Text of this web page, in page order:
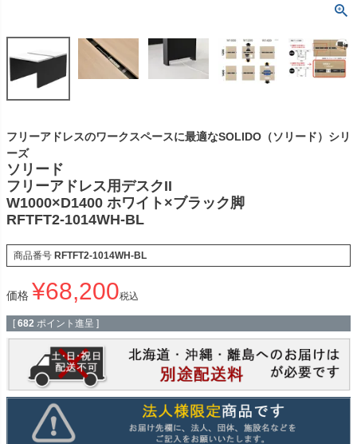
フリーアドレスのワークスペースに最適なSOLIDO（ソリード）シリ
ーズ
ソリード
フリーアドレス用デスクII
W1000×D1400 ホワイト×ブラック脚
RFTFT2-1014WH-BL
商品番号 RFTFT2-1014WH-BL
価格 ¥68,200税込
[ 682 ポイント進呈 ]